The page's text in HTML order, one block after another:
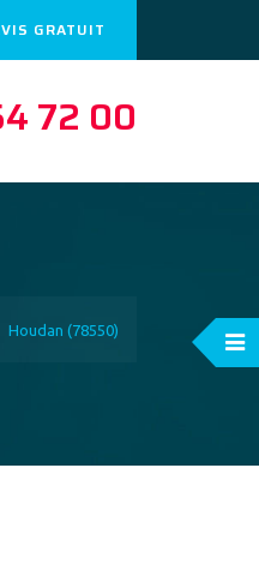
GRATUIT
72 00
Houdan (78550)